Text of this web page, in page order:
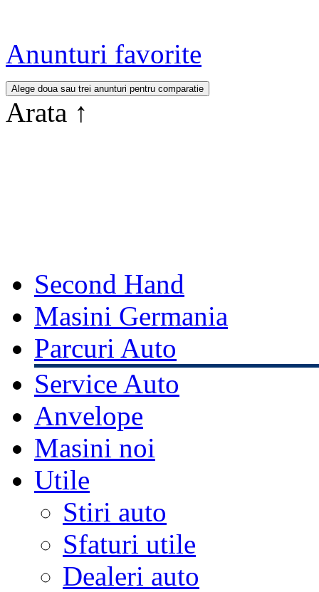
Anunturi favorite
Arata ↑
Second Hand
Masini Germania
Parcuri Auto
Service Auto
Anvelope
Masini noi
Utile
Stiri auto
Sfaturi utile
Dealeri auto